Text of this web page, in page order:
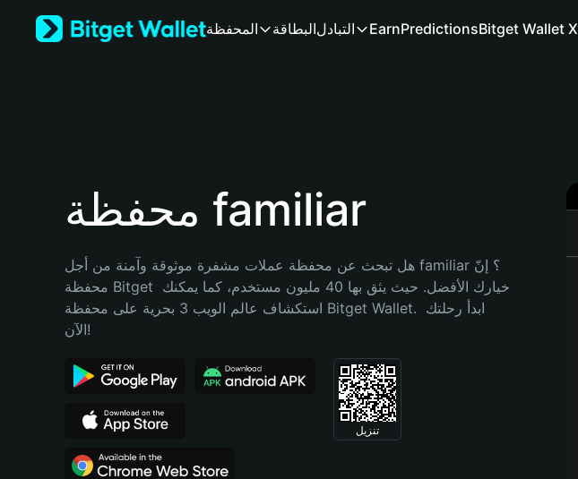
Bahasa Indonesia
Português (Brasil)
المحفظة البطاقةالتبادل EarnPredictionsBitget Wallet X
محفظة familiar
هل تبحث عن محفظة عملات مشفرة موثوقة وآمنة من أجل familiar؟ إنّ
محفظة Bitget خيارك الأفضل. حيث يثق بها 40 مليون مستخدم، كما يمكنك
استكشاف عالم الويب 3 بحرية على محفظة Bitget Wallet. ابدأ رحلتك
الآن!
تنزيل